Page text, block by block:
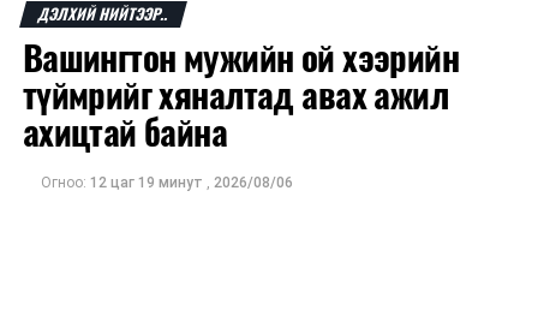
“Уралдронзавод” компани 2023 онд Екатеринбург
хотод байгуулагдсан бөгөөд нисгэгчгүй нисэх
төхөөрөмж үйлдвэрлэдэг аж. Тус компанийн 2025
оны орлого 6.2 тэрбум рубль, цэвэр ашиг нь 1.9
тэрбум рубльд хүрсэн гэж РБК мэдээлсэн байна.
Одоогоор дэлбэрэлтийн шалтгаан, хэрэгт холбоотой
ДЭЛХИЙ НИЙТЭЭР..
Вашингтон мужийн ой хээрийн
түймрийг хяналтад авах ажил
ахицтай байна
Огноо: 12 цаг 19 минут , 2026/08/06